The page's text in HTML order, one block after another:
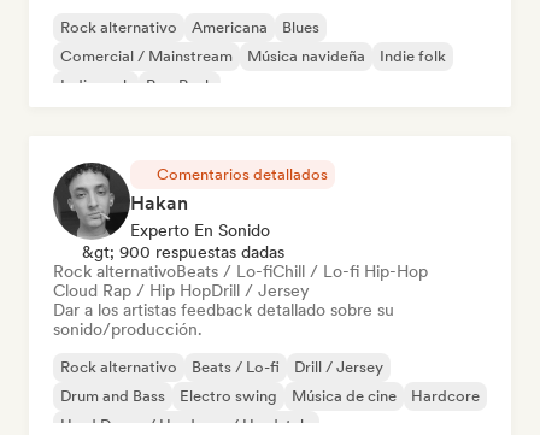
Rock alternativo Americana
Blues
Comercial / Mainstream
Música navideña
Indie folk
Indie rock
Pop Punk
Comentarios detallados
Hakan
Experto En Sonido
&gt; 900 respuestas dadas
Rock alternativoBeats / Lo-fiChill / Lo-fi Hip-Hop
Cloud Rap / Hip HopDrill / Jersey
Dar a los artistas feedback detallado sobre su
sonido/producción.
Rock alternativo Beats / Lo-fi
Drill / Jersey
Drum and Bass
Electro swing Música de cine
Hardcore
Hard Dance / Hardcore / Hardstyle